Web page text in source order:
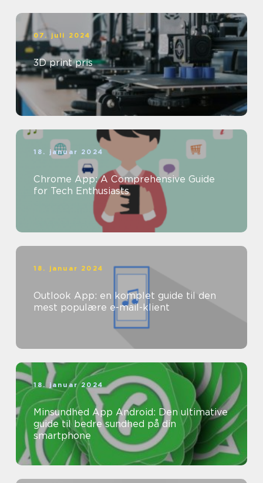
07. juli 2024
3D print pris
18. januar 2024
Chrome App: A Comprehensive Guide
for Tech Enthusiasts
18. januar 2024
Outlook App: en komplet guide til den
mest populære e-mail-klient
18. januar 2024
Minsundhed App Android: Den ultimative
guide til bedre sundhed på din
smartphone